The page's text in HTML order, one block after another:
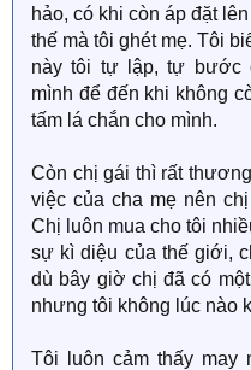
hảo, có khi còn áp đặt
thế mà tôi ghét mẹ. Tôi
này tôi tự lập, tự bước
mình để đến khi không
tấm lá chắn cho mình.
Còn chị gái thì rất
việc của cha mẹ nên
Chị luôn mua cho tôi
sự kì diệu của thế giới,
dù bây giờ chị đã có
nhưng tôi không lúc nào
Tôi luôn cảm thấy may